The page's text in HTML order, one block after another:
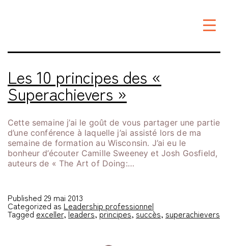
Les 10 principes des «
Superachievers »
Cette semaine j’ai le goût de vous partager une partie
d’une conférence à laquelle j’ai assisté lors de ma
semaine de formation au Wisconsin. J’ai eu le
bonheur d’écouter Camille Sweeney et Josh Gosfield,
auteurs de « The Art of Doing:…
Published 29 mai 2013
Categorized as Leadership professionnel
Tagged exceller,leaders,principes,succès, superachievers